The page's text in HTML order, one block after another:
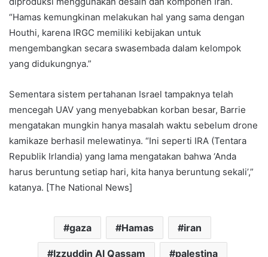
“Hamas kemungkinan melakukan hal yang sama dengan
Houthi, karena IRGC memiliki kebijakan untuk
mengembangkan secara swasembada dalam kelompok
yang didukungnya.”
Sementara sistem pertahanan Israel tampaknya telah
mencegah UAV yang menyebabkan korban besar, Barrie
mengatakan mungkin hanya masalah waktu sebelum drone
kamikaze berhasil melewatinya. “Ini seperti IRA (Tentara
Republik Irlandia) yang lama mengatakan bahwa ‘Anda
harus beruntung setiap hari, kita hanya beruntung sekali’,”
katanya. [The National News]
gaza Hamas iran
Izzuddin Al Qassam palestina